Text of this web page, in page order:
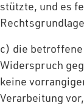
stützte, und es
c) die betroffene
Widerspruch
keine
Verarbeitung